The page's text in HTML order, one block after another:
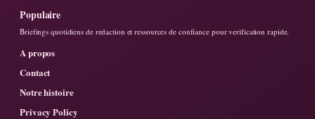
Populaire
Briefings quotidiens de redaction et ressources de confiance pour verification rapide.
A propos
Contact
Notre histoire
Privacy Policy